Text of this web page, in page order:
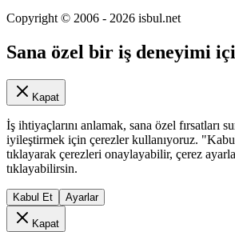
Copyright © 2006 - 2026 isbul.net
Sana özel bir iş deneyimi
Kapat
İş ihtiyaçlarını anlamak, sana özel fırsatları
iyileştirmek için çerezler kullanıyoruz.
tıklayarak çerezleri onaylayabilir, çerez
tıklayabilirsin.
Kabul Et Ayarlar
Kapat